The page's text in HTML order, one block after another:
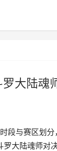
大陆魂
段与赛区划
大陆魂师对